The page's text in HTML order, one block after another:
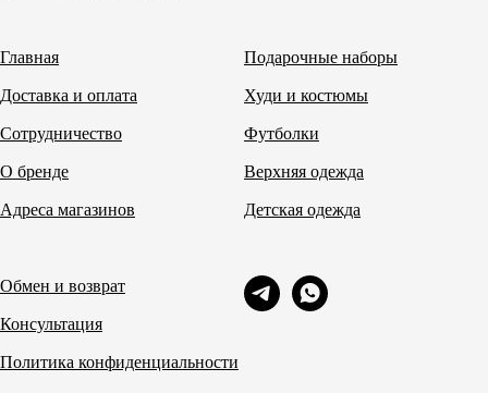
Главная
Доставка и оплата
Сотрудничество
О бренде
Адреса магазинов
Подарочные наборы
Худи и костюмы
Футболки
Верхняя одежда
Детская одежда
Обмен и возврат
Консультация
Политика конфиденциальности